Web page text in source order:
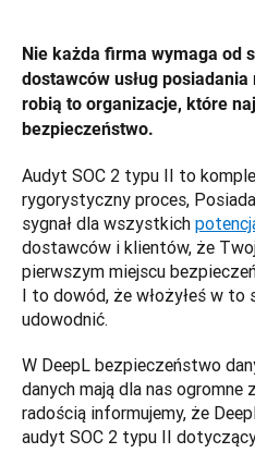
Nie każda firma wymaga od
dostawców usług
robią to organizacje, które
bezpieczeństwo.
Audyt SOC 2 typu II to
rygorystyczny proces,
sygnał dla wszystkich
dostawców i klientów, że
pierwszym miejscu
I to dowód, że włożyłeś w to
udowodnić.
W DeepL bezpieczeństwo
danych mają dla nas
radością informujemy, że
audyt SOC 2 typu II